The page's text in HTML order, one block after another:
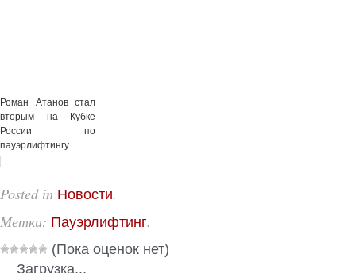
Роман Атанов стал
вторым на Кубке
России по
пауэрлифтингу
Posted in Новости.
Метки: Пауэрлифтинг.
(Пока оценок нет)
Загрузка...